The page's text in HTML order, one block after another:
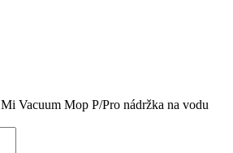
Mi Vacuum Mop P/Pro nádržka na vodu